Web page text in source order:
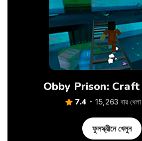
Obby Prison: Craft
7.4 15,263 বার খেলা
ফুলস্ক্রীনে খেলুন